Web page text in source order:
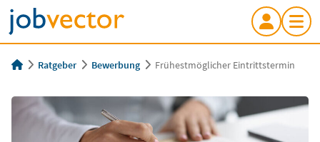
Ratgeber Bewerbung Frühestmöglicher Eintrittstermin